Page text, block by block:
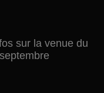
sur la venue du